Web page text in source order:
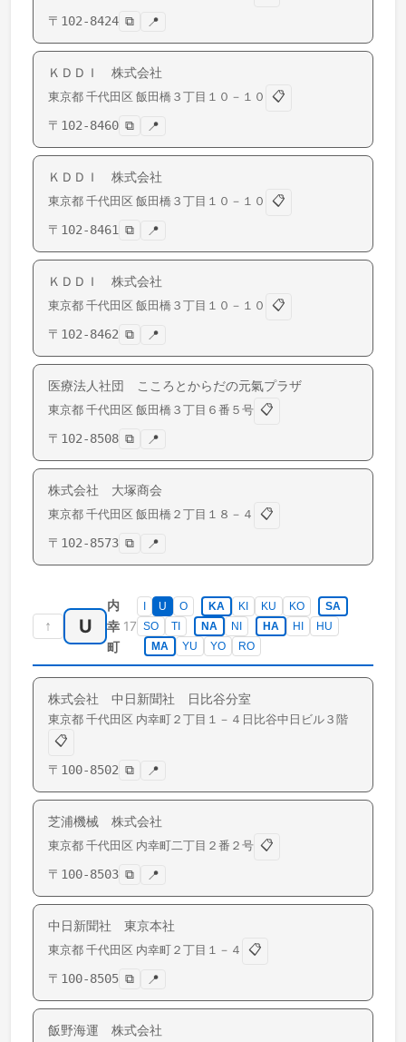
〒 102-8424 ⧉ 📍
ＫＤＤＩ 株式会社
東京都 千代田区 飯田橋 ３丁目１０－１０
📋
〒 102-8460 ⧉ 📍
ＫＤＤＩ 株式会社
東京都 千代田区 飯田橋 ３丁目１０－１０
📋
〒 102-8461 ⧉ 📍
ＫＤＤＩ 株式会社
東京都 千代田区 飯田橋 ３丁目１０－１０
📋
〒 102-8462 ⧉ 📍
医療法人社団 こころとからだの元氣プラザ
東京都 千代田区 飯田橋 ３丁目６番５号 📋
〒 102-8508 ⧉ 📍
株式会社 大塚商会
東京都 千代田区 飯田橋 ２丁目１８－４
📋
〒 102-8573 ⧉ 📍
↑ U
内
幸
町
17
I U O KA KI KU KO
SA
SO
TI NA NI HA HI
HU
MA
YU YO RO
株式会社 中日新聞社 日比谷分室
東京都 千代田区 内幸町 ２丁目１－４日比谷中日ビル３階
📋
〒 100-8502 ⧉ 📍
芝浦機械 株式会社
東京都 千代田区 内幸町二丁目２番２号 📋
〒 100-8503 ⧉ 📍
中日新聞社 東京本社
東京都 千代田区 内幸町 ２丁目１－４
📋
〒 100-8505 ⧉ 📍
飯野海運 株式会社